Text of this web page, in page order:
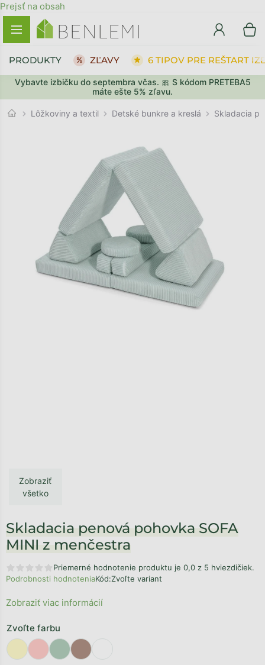
Prejsť na obsah
Vybavte izbičku do septembra včas. 🎀 S kódom PRETEBA5
máte ešte 5% zľavu.
PRODUKTY ZĽAVY 6 TIPOV PRE REŠTART
Lôžkoviny a textil Detské bunkre a kreslá Skladacia
Zobraziť
všetko
Skladacia penová pohovka SOFA
MINI z menčestra
Priemerné hodnotenie produktu je 0,0 z 5 hviezdičiek.
Podrobnosti hodnoteniaKód:Zvoľte variant
Zvoľte farbu
Zobraziť viac informácií
SPÄŤ DO OBCHODU PREJSŤ DO KOŠÍKA
SPÄŤ DO OBCHODU PREJSŤ DO KOŠÍKA